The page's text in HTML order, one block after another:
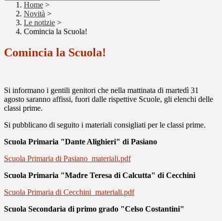
Home >
Novità >
Le notizie >
Comincia la Scuola!
Comincia la Scuola!
Si informano i gentili genitori che nella mattinata di martedì 31
agosto saranno affissi, fuori dalle rispettive Scuole, gli elenchi delle
classi prime.
Si pubblicano di seguito i materiali consigliati per le classi prime.
Scuola Primaria "Dante Alighieri" di Pasiano
Scuola Primaria di Pasiano_materiali.pdf
Scuola Primaria "Madre Teresa di Calcutta" di Cecchini
Scuola Primaria di Cecchini_materiali.pdf
Scuola Secondaria di primo grado "Celso Costantini"